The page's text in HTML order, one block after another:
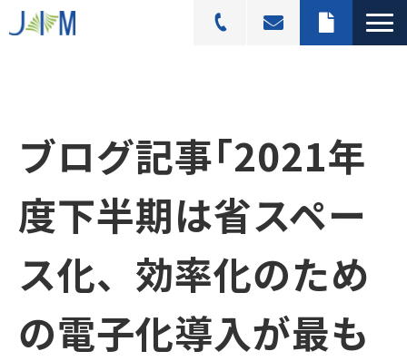
活用シーン
導入事例
料金プラン
ブログ記事一覧
ブログ記事｢2021年
度下半期は省スペー
ス化、効率化のため
の電子化導入が最も